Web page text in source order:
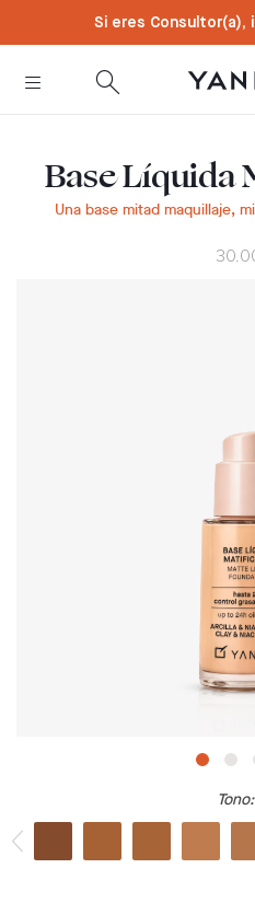
Si eres Consultor(a),
Base Líquida
Una base mitad maquillaje,
Tono